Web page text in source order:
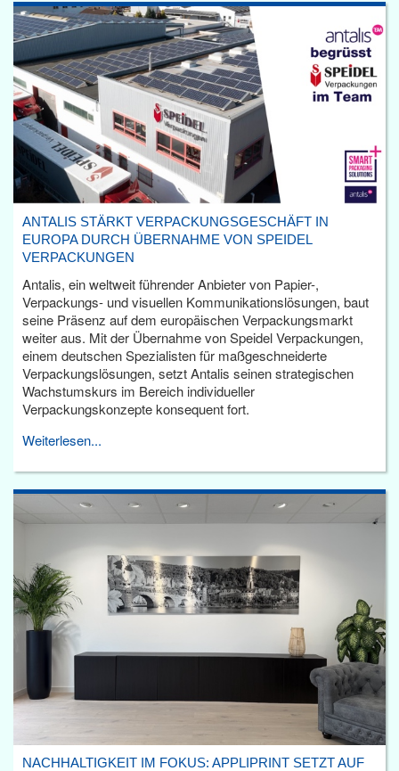
ANTALIS STÄRKT VERPACKUNGSGESCHÄFT IN
EUROPA DURCH ÜBERNAHME VON SPEIDEL
VERPACKUNGEN
Antalis, ein weltweit führender Anbieter von Papier-,
Verpackungs- und visuellen Kommunikationslösungen, baut
seine Präsenz auf dem europäischen Verpackungsmarkt
weiter aus. Mit der Übernahme von Speidel Verpackungen,
einem deutschen Spezialisten für maßgeschneiderte
Verpackungslösungen, setzt Antalis seinen strategischen
Wachstumskurs im Bereich individueller
Verpackungskonzepte konsequent fort.
Weiterlesen...
NACHHALTIGKEIT IM FOKUS: APPLIPRINT SETZT AUF